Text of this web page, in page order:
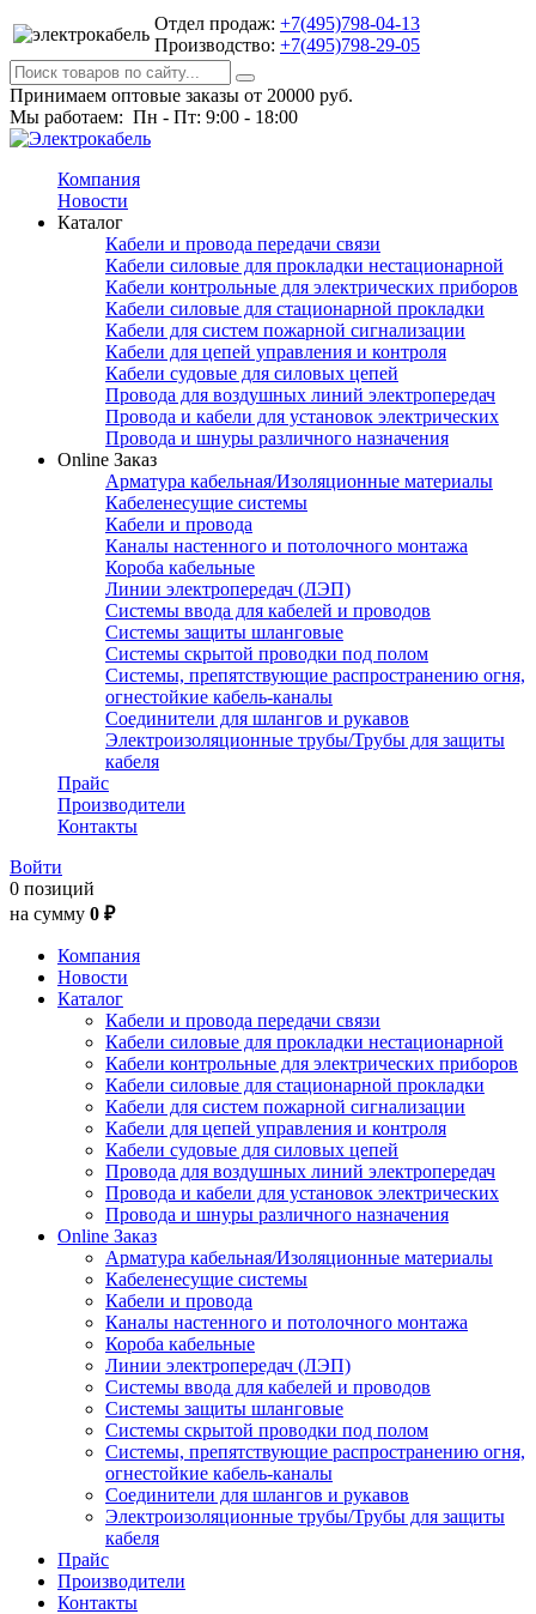
Отдел продаж: +7(495)798-04-13
Производство: +7(495)798-29-05
Принимаем оптовые заказы от 20000 руб.
Мы работаем: Пн - Пт: 9:00 - 18:00
Компания
Новости
Каталог
Кабели и провода передачи связи
Кабели силовые для прокладки нестационарной
Кабели контрольные для электрических приборов
Кабели силовые для стационарной прокладки
Кабели для систем пожарной сигнализации
Кабели для цепей управления и контроля
Кабели судовые для силовых цепей
Провода для воздушных линий электропередач
Провода и кабели для установок электрических
Провода и шнуры различного назначения
Online Заказ
Арматура кабельная/Изоляционные материалы
Кабеленесущие системы
Кабели и провода
Каналы настенного и потолочного монтажа
Короба кабельные
Линии электропередач (ЛЭП)
Системы ввода для кабелей и проводов
Системы защиты шланговые
Системы скрытой проводки под полом
Системы, препятствующие распространению огня,
огнестойкие кабель-каналы
Соединители для шлангов и рукавов
Электроизоляционные трубы/Трубы для защиты
кабеля
Прайс
Производители
Контакты
Войти
0 позиций
на сумму 0 ₽
Компания
Новости
Каталог
Кабели и провода передачи связи
Кабели силовые для прокладки нестационарной
Кабели контрольные для электрических приборов
Кабели силовые для стационарной прокладки
Кабели для систем пожарной сигнализации
Кабели для цепей управления и контроля
Кабели судовые для силовых цепей
Провода для воздушных линий электропередач
Провода и кабели для установок электрических
Провода и шнуры различного назначения
Online Заказ
Арматура кабельная/Изоляционные материалы
Кабеленесущие системы
Кабели и провода
Каналы настенного и потолочного монтажа
Короба кабельные
Линии электропередач (ЛЭП)
Системы ввода для кабелей и проводов
Системы защиты шланговые
Системы скрытой проводки под полом
Системы, препятствующие распространению огня,
огнестойкие кабель-каналы
Соединители для шлангов и рукавов
Электроизоляционные трубы/Трубы для защиты
кабеля
Прайс
Производители
Контакты